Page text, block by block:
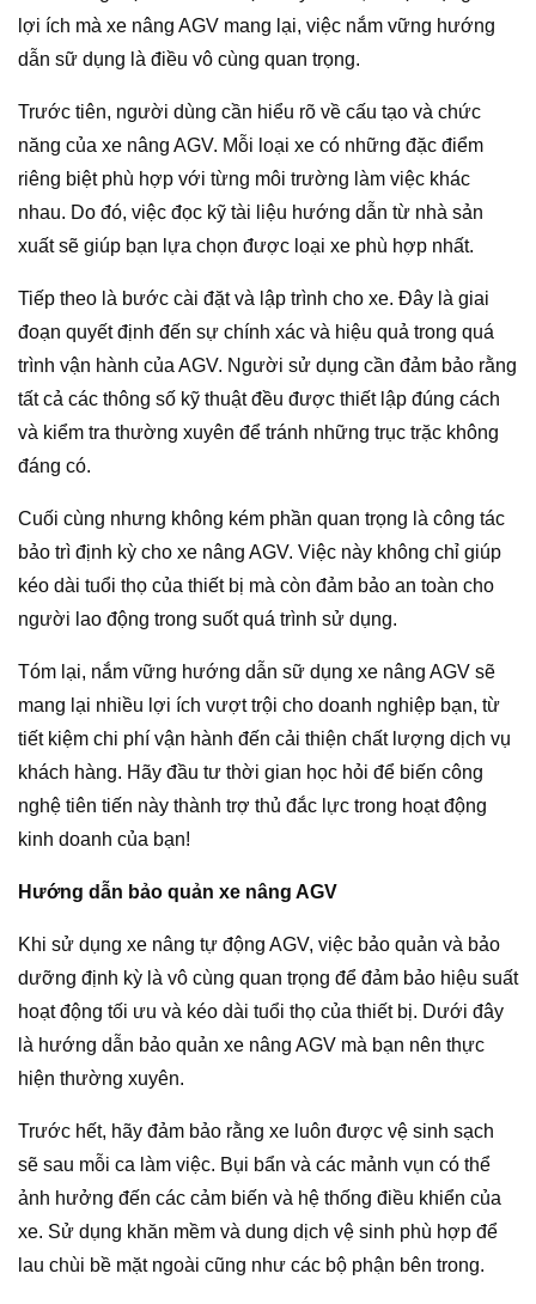
lợi ích mà xe nâng AGV mang lại, việc nắm vững hướng
dẫn sữ dụng là điều vô cùng quan trọng.
Trước tiên, người dùng cần hiểu rõ về cấu tạo và chức
năng của xe nâng AGV. Mỗi loại xe có những đặc điểm
riêng biệt phù hợp với từng môi trường làm việc khác
nhau. Do đó, việc đọc kỹ tài liệu hướng dẫn từ nhà sản
xuất sẽ giúp bạn lựa chọn được loại xe phù hợp nhất.
Tiếp theo là bước cài đặt và lập trình cho xe. Đây là giai
đoạn quyết định đến sự chính xác và hiệu quả trong quá
trình vận hành của AGV. Người sử dụng cần đảm bảo rằng
tất cả các thông số kỹ thuật đều được thiết lập đúng cách
và kiểm tra thường xuyên để tránh những trục trặc không
đáng có.
Cuối cùng nhưng không kém phần quan trọng là công tác
bảo trì định kỳ cho xe nâng AGV. Việc này không chỉ giúp
kéo dài tuổi thọ của thiết bị mà còn đảm bảo an toàn cho
người lao động trong suốt quá trình sử dụng.
Tóm lại, nắm vững hướng dẫn sữ dụng xe nâng AGV sẽ
mang lại nhiều lợi ích vượt trội cho doanh nghiệp bạn, từ
tiết kiệm chi phí vận hành đến cải thiện chất lượng dịch vụ
khách hàng. Hãy đầu tư thời gian học hỏi để biến công
nghệ tiên tiến này thành trợ thủ đắc lực trong hoạt động
kinh doanh của bạn!
Hướng dẫn bảo quản xe nâng AGV
Khi sử dụng xe nâng tự động AGV, việc bảo quản và bảo
dưỡng định kỳ là vô cùng quan trọng để đảm bảo hiệu suất
hoạt động tối ưu và kéo dài tuổi thọ của thiết bị. Dưới đây
là hướng dẫn bảo quản xe nâng AGV mà bạn nên thực
hiện thường xuyên.
Trước hết, hãy đảm bảo rằng xe luôn được vệ sinh sạch
sẽ sau mỗi ca làm việc. Bụi bẩn và các mảnh vụn có thể
ảnh hưởng đến các cảm biến và hệ thống điều khiển của
xe. Sử dụng khăn mềm và dung dịch vệ sinh phù hợp để
lau chùi bề mặt ngoài cũng như các bộ phận bên trong.